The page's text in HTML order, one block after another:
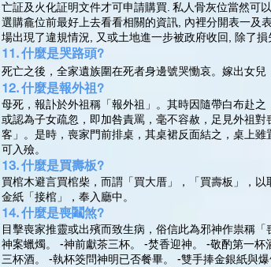
亡証及火化証明文件才可申請購買. 私人骨灰位當然可
選購龕位前最好上去看看相關的資訊, 內裡分開表一及
場出現了違規情況, 又或土地進一步被政府收回, 除了
11. 什麼是哭路頭?
死亡之後，全家遺族圍在死者身邊號哭慟哀。嫁出女
12. 什麼是報外祖?
母死，報訃於外祖稱「報外祖」。其時因隨帶白布赴
或認為子女疏忽，即加咎責罵，毫不容赦，足見外祖
客」。是時，喪家門前排桌，其桌裙反面結之，桌上
可入殮。
13. 什麼是買壽板?
買棺木避言買棺柴，而謂「買大厝」，「買壽板」，
金紙「接棺」，奉入廳中。
14. 什麼是喪鬮煞?
目擊喪家推靈或出殯而致生病，俗信此為邪神作祟稱
神案蠟燭。 -神前獻茶三杯。 -焚香迎神。 -敬酌第一
三杯酒。 -執杯筊問神明已否餐畢。 -雙手捧金銀紙與